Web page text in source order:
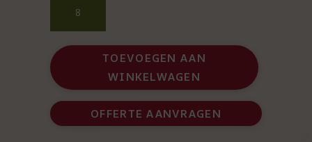
Luxe
Happz
barbecue
kerstpakket
stoer
en
TOEVOEGEN AAN
WINKELWAGEN
OFFERTE AANVRAGEN